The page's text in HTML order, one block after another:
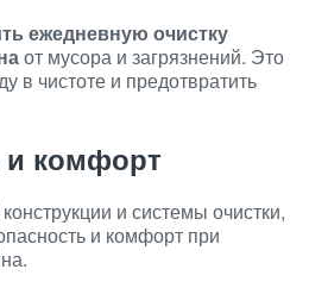
ежедневную очистку
от мусора и загрязнений. Это
в чистоте и предотвратить
и комфорт
и системы очистки,
и комфорт при